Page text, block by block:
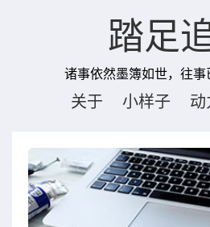
踏足
诸事依然墨簿如世，往事
关于 小样子 动